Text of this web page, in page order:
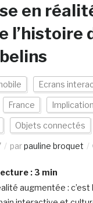
en
l’histoire
Ecrans
France
Objets connectés
parpauline broquet
: 3 min
augmentée :